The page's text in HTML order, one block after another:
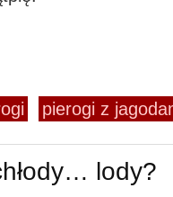
pierogi z
lody?